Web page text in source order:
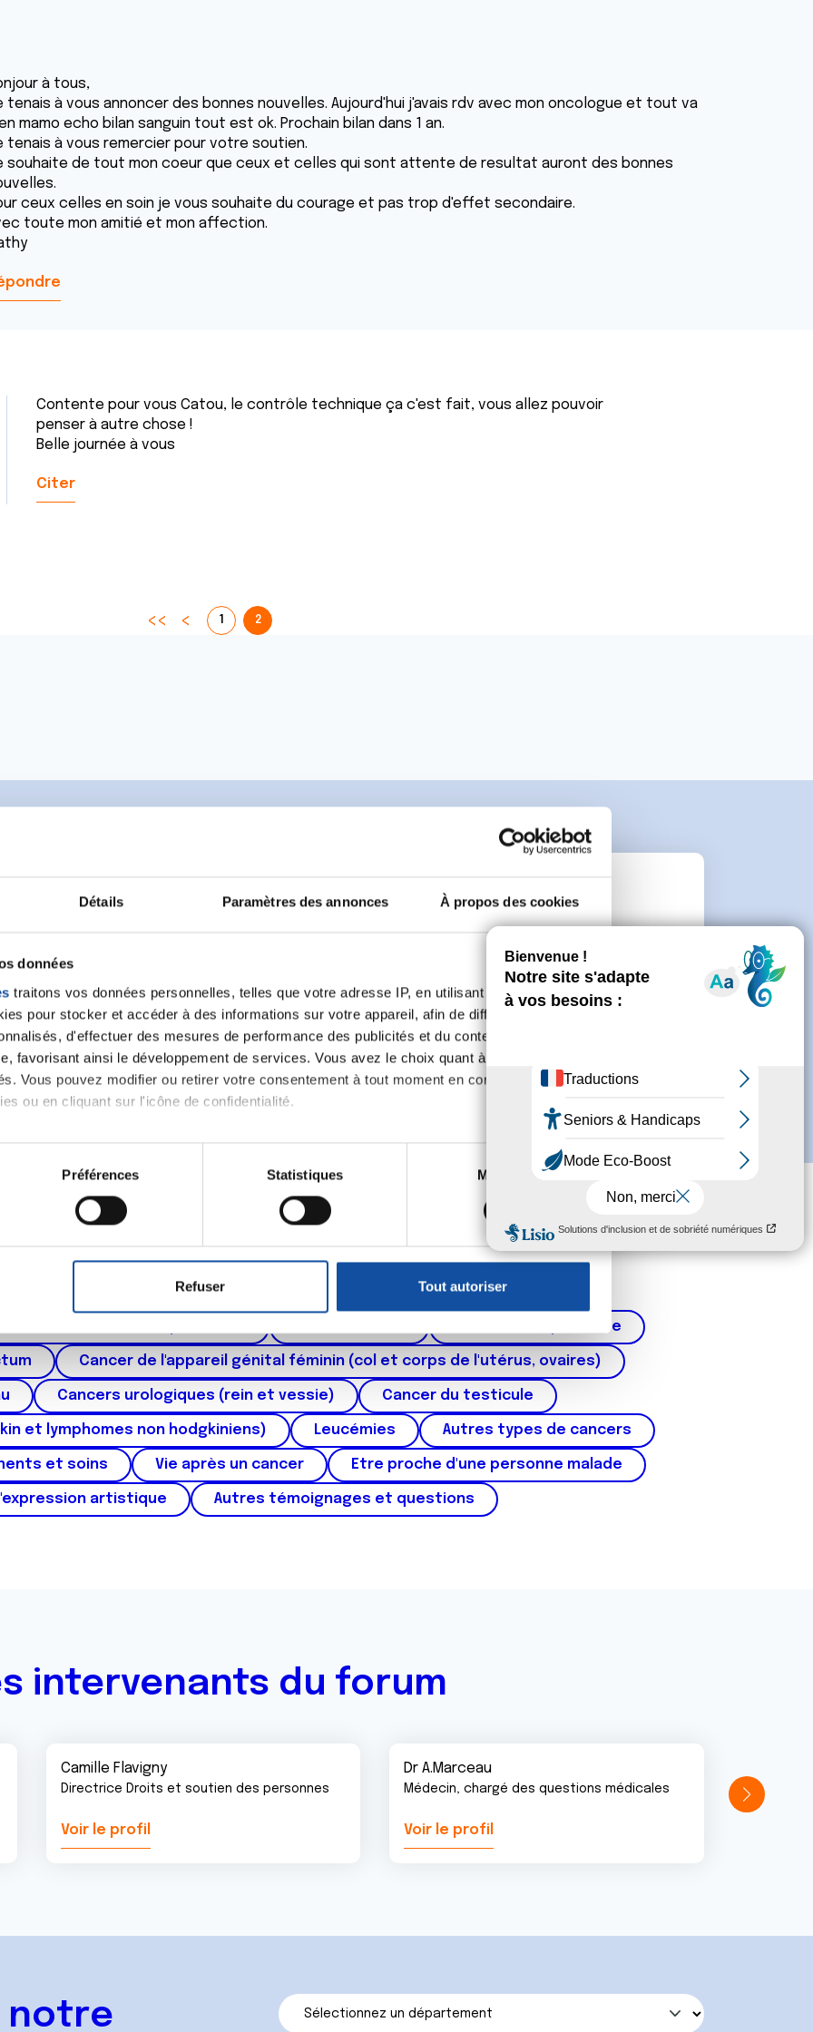
Détails Paramètres des annonces À propos des cookies
données
traitons vos données personnelles, telles que votre adresse IP, en utilisant des
pour stocker et accéder à des informations sur votre appareil, afin de diffuser des
d'effectuer des mesures de performance des publicités et du contenu, ainsi que de
favorisant ainsi le développement de services. Vous avez le choix quant à l'utilisation de
Vous pouvez modifier ou retirer votre consentement à tout moment en consultant la
ou en cliquant sur l'icône de confidentialité.
également :
sur votre localisation géographique qui peuvent être précises à plusieurs mètres près
de vos données personnelles et définir vos préférences, reportez-vous à lasection «
ou retirer votre consentement à tout moment à partir de la déclaration sur les cookies.
de publicité et d'analyse, qui peuvent combiner celles-ci avec d'autres informations que
ont collectées lors de votre utilisation de leurs services.
Préférences Statistiques Marketing
Refuser Tout autoriser
à tous,
tenais à vous annoncer des bonnes nouvelles. Aujourd'hui j'avais rdv avec mon oncologue et tout va
mamo echo bilan sanguin tout est ok. Prochain bilan dans 1 an.
tenais à vous remercier pour votre soutien.
souhaite de tout mon coeur que ceux et celles qui sont attente de resultat auront des bonnes
ceux celles en soin je vous souhaite du courage et pas trop d'effet secondaire.
toute mon amitié et mon affection.
Contente pour vous Catou, le contrôle technique ça c'est fait, vous allez pouvoir
penser à autre chose !
Belle journée à vous
Citer
1 2
Ecrire un commentaire
une nouvelle discussion vous aurez besoin de vous connecter ou de créer un compte.
Se connecter Créer un nouveau compte
Thématiques
et des voies respiratoires Cancer de la prostate
Cancer de l'appareil génital féminin (col et corps de l'utérus, ovaires)
Cancers urologiques (rein et vessie) Cancer du testicule
et lymphomes non hodgkiniens) Leucémies Autres types de cancers
et soins Vie après un cancer Etre proche d'une personne malade
artistique Autres témoignages et questions
intervenants du forum
Camille Flavigny
Directrice Droits et soutien des personnes
Voir le profil
Dr A.Marceau
Médecin, chargé des questions médicales
Voir le profil
notre